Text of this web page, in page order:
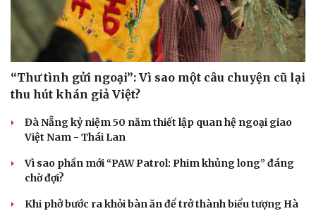
“Thư tình gửi ngoại”: Vì sao một câu chuyện cũ lại
thu hút khán giả Việt?
Đà Nẵng kỷ niệm 50 năm thiết lập quan hệ ngoại giao
Việt Nam - Thái Lan
Vì sao phần mới “PAW Patrol: Phim khủng long” đáng
chờ đợi?
Khi phở bước ra khỏi bàn ăn để trở thành biểu tượng Hà